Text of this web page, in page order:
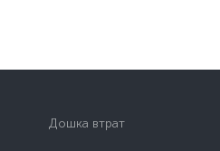
Дошка втрат